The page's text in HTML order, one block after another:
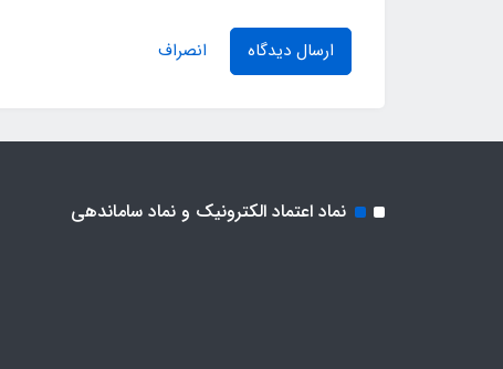
ارسال دیدگاه انصراف
نماد اعتماد الکترونیک و نماد ساماندهی